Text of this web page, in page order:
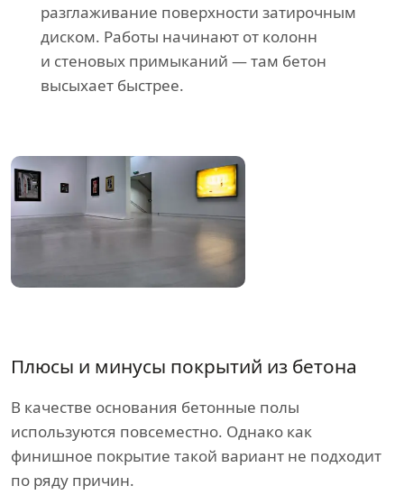
разглаживание поверхности затирочным
диском. Работы начинают от колонн
и стеновых примыканий — там бетон
высыхает быстрее.
Плюсы и минусы покрытий из бетона
В качестве основания бетонные полы
используются повсеместно. Однако как
финишное покрытие такой вариант не подходит
по ряду причин.